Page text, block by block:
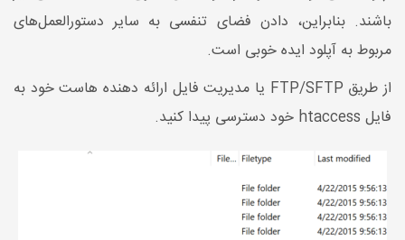
باشند. بنابراین، دادن فضای تنفسی به سایر دستورالعمل‌های
مربوط به آپلود ایده خوبی است.
از طریق FTP/SFTP یا مدیریت فایل ارائه دهنده هاست خود به
فایل htaccess خود دسترسی پیدا کنید.